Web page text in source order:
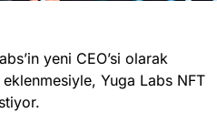
yeni CEO’si olarak
Yuga Labs NFT